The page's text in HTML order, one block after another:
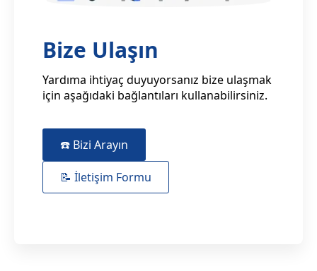
Bize Ulaşın
Yardıma ihtiyaç duyuyorsanız bize ulaşmak
için aşağıdaki bağlantıları kullanabilirsiniz.
☎️ Bizi Arayın
📝 İletişim Formu